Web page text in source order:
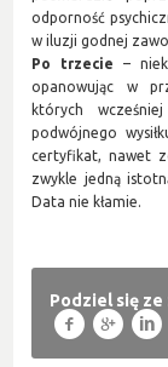
odporność
w iluzji godnej
Po trzecie –
opanowując w
których
podwójnego
certyfikat, nawet
zwykle jedną
Data nie kłamie.
Podziel się ze
f g l